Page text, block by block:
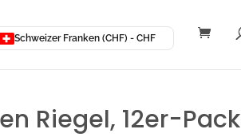
Schweizer Franken (CHF) - CHF
Riegel, 12er-Pack